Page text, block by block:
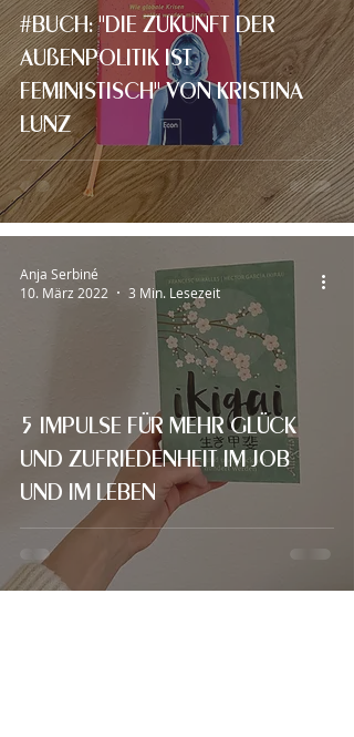
#BUCH: "DIE ZUKUNFT DER
AUßENPOLITIK IST
FEMINISTISCH" VON KRISTINA
LUNZ
5 IMPULSE FÜR MEHR GLÜCK
UND ZUFRIEDENHEIT IM JOB
UND IM LEBEN
Anja Serbiné
10. März 2022
3 Min. Lesezeit